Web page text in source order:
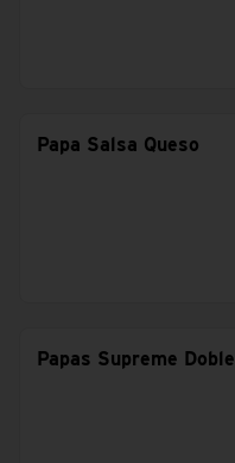
Papa Salsa Queso
Papas Supreme Doble